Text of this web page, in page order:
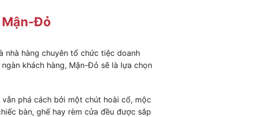
Mận-Đỏ
nhà hàng chuyên tổ chức tiệc doanh
khách hàng, Mận-Đỏ sẽ là lựa chọn
phá cách bởi một chút hoài cổ, mộc
bàn, ghế hay rèm cửa đều được sắp